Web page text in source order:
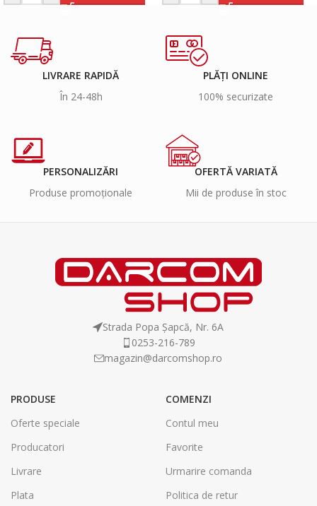
LIVRARE RAPIDĂ
În 24-48h
PLĂȚI ONLINE
100% securizate
PERSONALIZĂRI
Produse promoționale
OFERTĂ VARIATĂ
Mii de produse în stoc
Strada Popa Șapcă, Nr. 6A
0253-216-789
magazin@darcomshop.ro
PRODUSE
Oferte speciale
Producatori
Livrare
Plata
COMENZI
Contul meu
Favorite
Urmarire comanda
Politica de retur